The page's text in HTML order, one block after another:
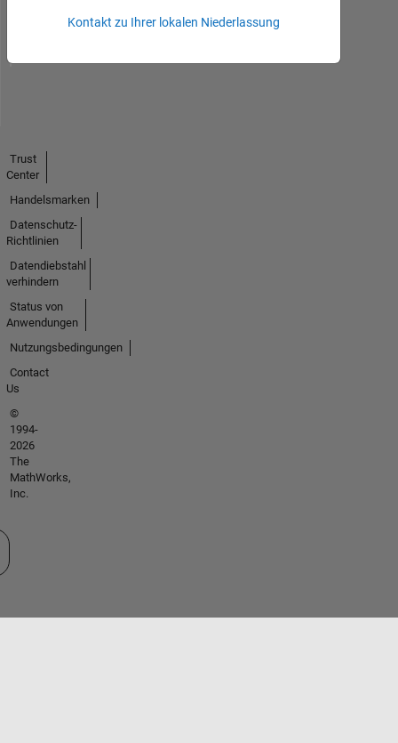
receivedKontakt zu Ihrer lokalen Niederlassung
Trust
Center
Handelsmarken
Datenschutz-
Richtlinien
Datendiebstahl
verhindern
Status von
Anwendungen
Nutzungsbedingungen
Contact
Us
©
1994-
2026
The
MathWorks,
Inc.